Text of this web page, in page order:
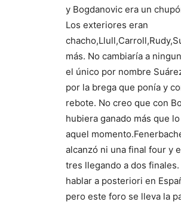
y Bogdanovic era un
Los exteriores eran
más. No cambiaría a
el único por nombre
por la brega que ponía y
rebote. No creo que con
hubiera ganado más que
aquel
alcanzó ni una final four y
tres llegando a dos
hablar a posteriori en
pero este foro se lleva la